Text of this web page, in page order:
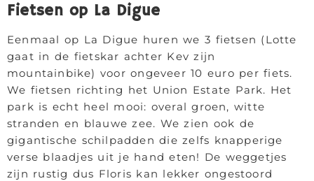
Fietsen op La Digue
Eenmaal op La Digue huren we 3 fietsen (Lotte
gaat in de fietskar achter Kev zijn
mountainbike) voor ongeveer 10 euro per fiets.
We fietsen richting het Union Estate Park. Het
park is echt heel mooi: overal groen, witte
stranden en blauwe zee. We zien ook de
gigantische schilpadden die zelfs knapperige
verse blaadjes uit je hand eten! De weggetjes
zijn rustig dus Floris kan lekker ongestoord